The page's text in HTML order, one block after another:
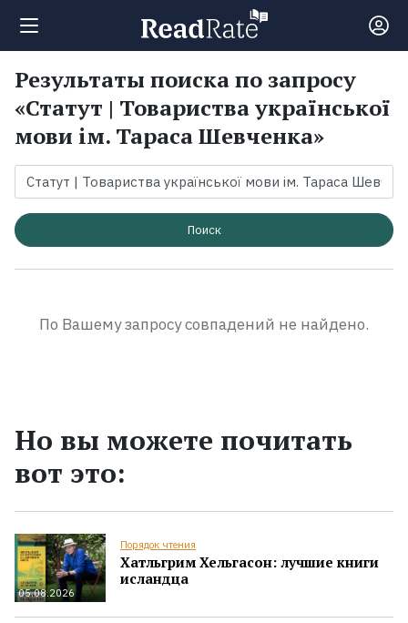
Поиск
Новости
Рейтинги
Экранизации
Результаты поиска по запросу
«Статут | Товариства української
мови ім. Тараса Шевченка»
Поиск
По Вашему запросу совпадений не найдено.
Но вы можете почитать
вот это:
05.08.2026
Порядок чтения
Хатльгрим Хельгасон: лучшие книги
исландца